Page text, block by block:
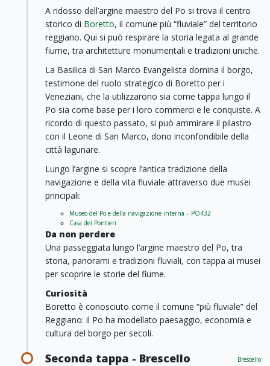
A ridosso dell’argine maestro del Po si trova il centro
storico di Boretto, il comune più “fluviale” del territorio
reggiano. Qui si può respirare la storia legata al grande
fiume, tra architetture monumentali e tradizioni uniche.
La Basilica di San Marco Evangelista domina il borgo,
testimone del ruolo strategico di Boretto per i
Veneziani, che la utilizzarono sia come tappa lungo il
Po sia come base per i loro commerci e le conquiste. A
ricordo di questo passato, si può ammirare il pilastro
con il Leone di San Marco, dono inconfondibile della
città lagunare.
Lungo l’argine si scopre l’antica tradizione della
navigazione e della vita fluviale attraverso due musei
principali:
Museo del Po e della navigazione interna – PO432
Casa dei Pontieri
Da non perdere
Una passeggiata lungo l’argine maestro del Po, tra
storia, panorami e tradizioni fluviali, con tappa ai musei
per scoprire le storie del fiume.
Curiosità
Boretto è conosciuto come il comune “più fluviale” del
Reggiano: il Po ha modellato paesaggio, economia e
cultura del borgo per secoli.
Seconda tappa - Brescello Brescello